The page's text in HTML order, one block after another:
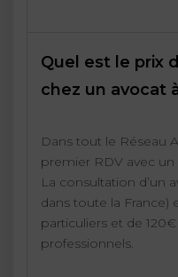
Quel est le prix
chez un avocat
Dans tout le Réseau
premier RDV avec un
La consultation d’un
dans toute la France)
particuliers et de
professionnels.